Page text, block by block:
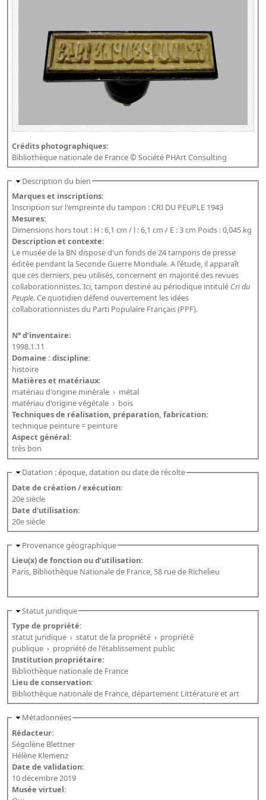
Répertoire des manuscrits du XXe siècle
Publications
Guides des sources publiés
Revue de la Bibliothèque nationale de France
Directeurs de la Bibliothèque nationale du XIVe siècle à nos jours
Listes et biographies des directeurs de départements
Implantations de la Bibliothèque nationale de France
Le fil de l'histoire (frise chonologique)
La Bibliothèque nationale de France à livre ouvert
Richelieu, Bibliothèques - Musée - Galeries
Gallica - Son histoire
Dépôt de la Commission de récupération artistique
Appels
Appel à chercheurs : bourse Comité d’histoire de la BnF
Appel à projets
Recherche de sujets de recherche
Faire une suggestion de recherche
Fournir un témoignage et/ou un document
Crédits photographiques:
Bibliothèque nationale de France © Société PHArt Consulting
Description du bien
Marques et inscriptions:
Inscription sur l'empreinte du tampon : CRI DU PEUPLE 1943
Mesures:
Dimensions hors tout : H : 6,1 cm / l : 6,1 cm / E : 3 cm Poids : 0,045 kg
Description et contexte:
Le musée de la BN dispose d'un fonds de 24 tampons de presse
éditée pendant la Seconde Guerre Mondiale. A l'étude, il apparaît
que ces derniers, peu utilisés, concernent en majorité des revues
collaborationnistes. Ici, tampon destiné au périodique intitulé Cri du
Peuple. Ce quotidien défend ouvertement les idées
collaborationnistes du Parti Populaire Français (PPF).
N° d’inventaire:
1998.1.11
Domaine : discipline:
histoire
Matières et matériaux:
matériau d'origine minérale › métal
matériau d'origine végétale › bois
Techniques de réalisation, préparation, fabrication:
technique peinture = peinture
Aspect général:
très bon
Datation : époque, datation ou date de récolte
Date de création / exécution:
20e siècle
Date d'utilisation:
20e siècle
Provenance géographique
Lieu(x) de fonction ou d’utilisation:
Paris, Bibliothèque Nationale de France, 58 rue de Richelieu
Statut juridique
Type de propriété:
statut juridique › statut de la propriété › propriété
publique › propriété de l'établissement public
Institution propriétaire:
Bibliothèque nationale de France
Lieu de conservation:
Bibliothèque nationale de France, département Littérature et art
Métadonnées
Rédacteur:
Ségolène Blettner
Hélène Klemenz
Date de validation:
10 décembre 2019
Musée virtuel: